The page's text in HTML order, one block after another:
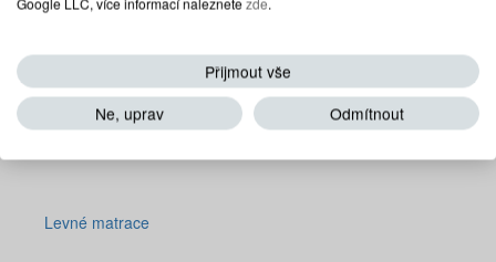
Levné matrace
Přijmout vše
Ne, uprav
Odmítnout